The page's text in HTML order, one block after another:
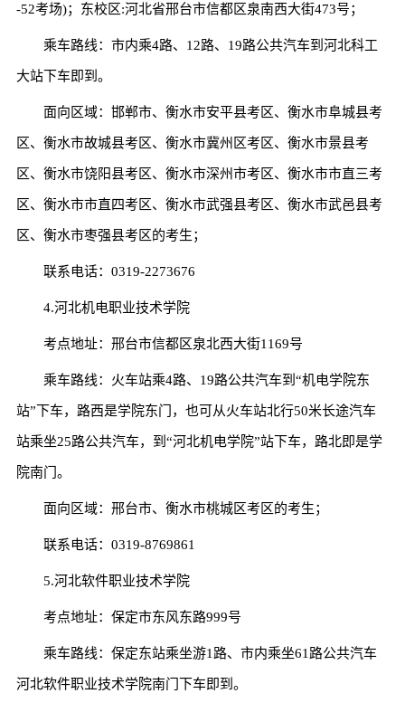
-52考场)；东校区:河北省邢台市信都区泉南西大街473号；
乘车路线：市内乘4路、12路、19路公共汽车到河北科工
大站下车即到。
面向区域：邯郸市、衡水市安平县考区、衡水市阜城县考
区、衡水市故城县考区、衡水市冀州区考区、衡水市景县考
区、衡水市饶阳县考区、衡水市深州市考区、衡水市市直三考
区、衡水市市直四考区、衡水市武强县考区、衡水市武邑县考
区、衡水市枣强县考区的考生；
联系电话：0319-2273676
4.河北机电职业技术学院
考点地址：邢台市信都区泉北西大街1169号
乘车路线：火车站乘4路、19路公共汽车到“机电学院东
站”下车，路西是学院东门，也可从火车站北行50米长途汽车
站乘坐25路公共汽车，到“河北机电学院”站下车，路北即是学
院南门。
面向区域：邢台市、衡水市桃城区考区的考生；
联系电话：0319-8769861
5.河北软件职业技术学院
考点地址：保定市东风东路999号
乘车路线：保定东站乘坐游1路、市内乘坐61路公共汽车
河北软件职业技术学院南门下车即到。